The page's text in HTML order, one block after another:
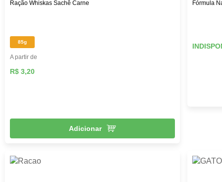
Ração Whiskas Sachê Carne
85g
A partir de
R$ 3,20
Adicionar
Fórmula